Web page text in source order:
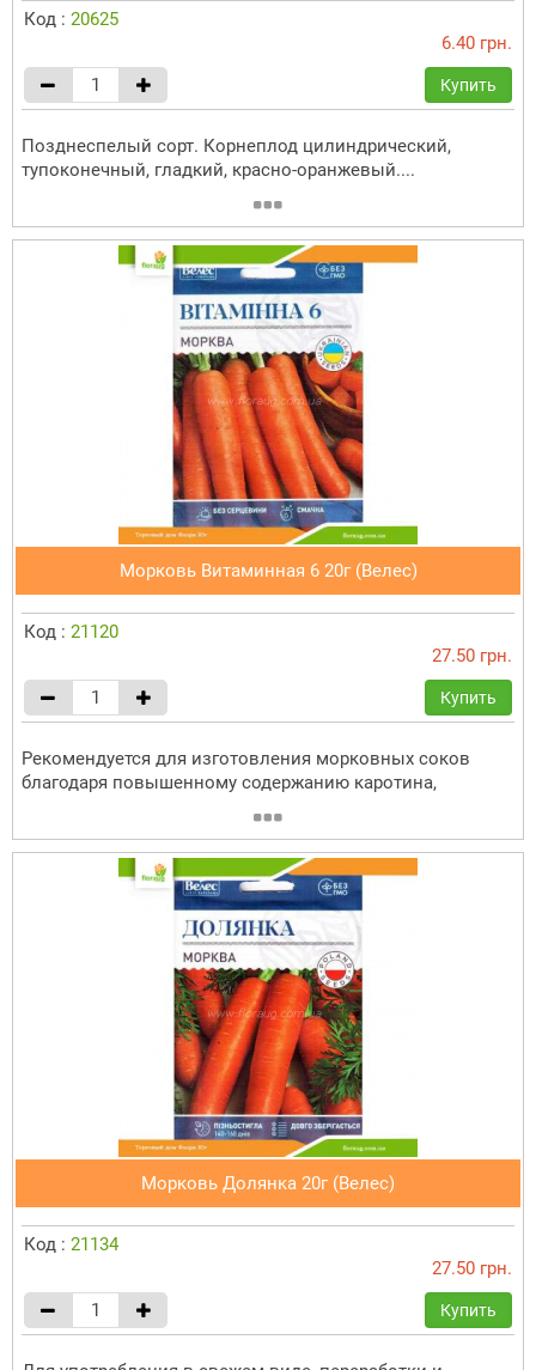
Код : 20625
6.40 грн.
Купить
Позднеспелый сорт. Корнеплод цилиндрический,
тупоконечный, гладкий, красно-оранжевый....
Морковь Витаминная 6 20г (Велес)
Код : 21120
27.50 грн.
Купить
Рекомендуется для изготовления морковных соков
благодаря повышенному содержанию каротина,
Морковь Долянка 20г (Велес)
Код : 21134
27.50 грн.
Купить